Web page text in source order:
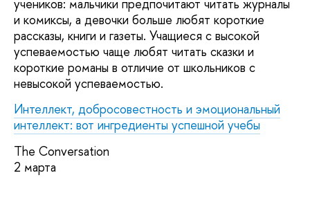
учеников: мальчики предпочитают читать журналы
и комиксы, а девочки больше любят короткие
рассказы, книги и газеты. Учащиеся с высокой
успеваемостью чаще любят читать сказки и
короткие романы в отличие от школьников с
невысокой успеваемостью.
Интеллект, добросовестность и эмоциональный
интеллект: вот ингредиенты успешной учебы
The Conversation
2 марта